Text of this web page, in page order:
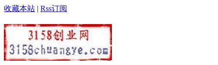
收藏本站 | Rss订阅